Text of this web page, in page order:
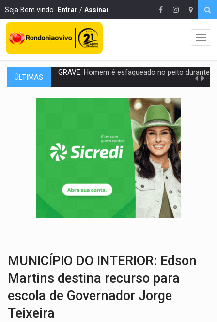
Seja Bem vindo. Entrar / Assinar
ÚLTIMAS VÍDEO:Denarc e Receita Federal apreendem 12 kg de skunk e arma que
OPERAÇÃO DA PC:Membros do CV são presos com armas e drogas após
Espetáculo As Marias Somos Nós será
Três são presos após furto de motocicleta em frente
CELEBRAÇÃO:Cerejeiras completa 43 anos de emancipação com
Anvisa desmente boato sobre presença de plástico ou
VÍDEO:Pitbulls fogem de residência e atacam casal de idosos
AÇÃO CONJUNTA:Forças policiais apreendem cerca de 1kg de
MUNICÍPIO DO INTERIOR: Edson
Martins destina recurso para
escola de Governador Jorge
Teixeira